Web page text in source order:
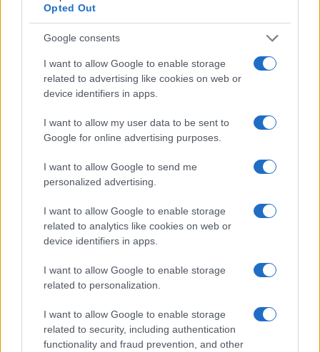
Opted Out
Google consents
I want to allow Google to enable storage
related to advertising like cookies on web or
device identifiers in apps.
I want to allow my user data to be sent to
Google for online advertising purposes.
I want to allow Google to send me
personalized advertising.
I want to allow Google to enable storage
related to analytics like cookies on web or
device identifiers in apps.
I want to allow Google to enable storage
related to personalization.
I want to allow Google to enable storage
related to security, including authentication
functionality and fraud prevention, and other